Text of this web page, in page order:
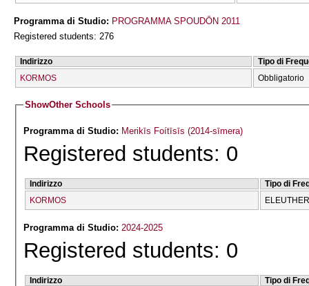
Programma di Studio: PROGRAMMA SPOUDŌN 2011
Registered students: 276
Indirizzo
Tipo di
KORMOS
Obbligatorio
ShowOther Schools
Programma di Studio: Merikīs Foítīsīs (2014-sīmera)
Registered students: 0
Indirizzo
Tipo di
KORMOS
Programma di Studio: 2024-2025
Registered students: 0
Indirizzo
Tipo di